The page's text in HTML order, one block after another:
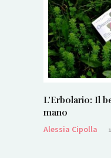
L’Erbolario: Il
mano
Alessia Cipolla